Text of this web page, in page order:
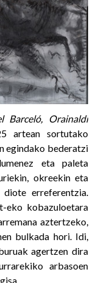
Barceló, Orainaldi
artean sortutako
egindako bederatzi
eta paleta
okreekin eta
erreferentzia.
eko kobazuloetara
aztertzeko,
bulkada hori. Idi,
agertzen dira
arbasoen